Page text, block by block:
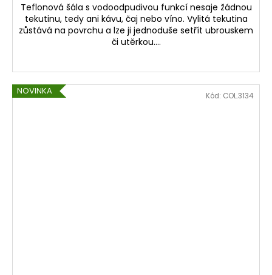
Teflonová šála s vodoodpudivou funkcí nesaje žádnou
tekutinu, tedy ani kávu, čaj nebo víno. Vylitá tekutina
zůstává na povrchu a lze ji jednoduše setřít ubrouskem
či utěrkou....
NOVINKA Kód: COL.3134